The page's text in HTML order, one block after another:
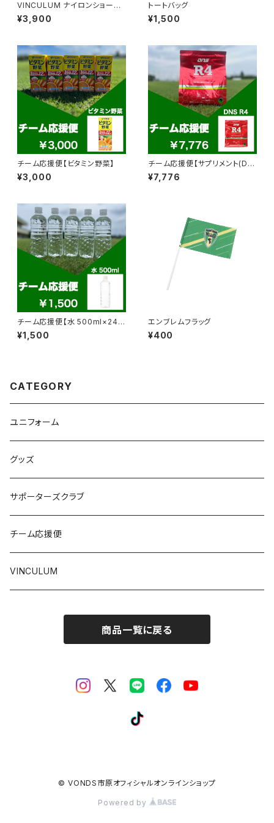
VINCULUM ナイロンショーツ
(ブラック)
¥3,900
トートバッグ
¥1,500
チーム応援便【ビタミン野菜】
¥3,000
チーム応援便【サプリメント(DN
S R4 アルティメット リカバリー
アドバンテージ)】
¥7,776
チーム応援便【水 500ml×24
本】
¥1,500
エンブレムフラッグ
¥400
CATEGORY
ユニフォーム
グッズ
サポーターズクラブ
チーム応援便
VINCULUM
商品一覧に戻る
© VONDS市原オフィシャルオンラインショップ
Powered by